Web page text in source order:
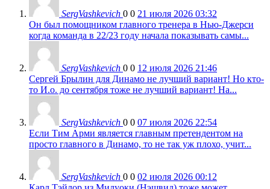
SergVashkevich 0 0 21 июля 2026 03:32
Он был помощником главного тренера в Нью-Джерси
когда команда в 22/23 году начала показывать самы...
SergVashkevich 0 0 12 июля 2026 21:46
Сергей Брылин для Динамо не лучший вариант! Но кто-
то И.о. до сентября тоже не лучший вариант! На...
SergVashkevich 0 0 07 июля 2026 22:54
Если Тим Арми является главным претендентом на
просто главного в Динамо, то не так уж плохо, учит...
SergVashkevich 0 0 02 июля 2026 00:12